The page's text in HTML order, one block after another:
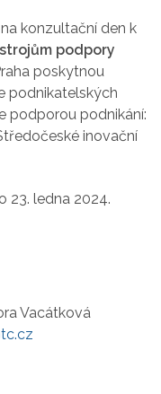
konzultační den k
podpory
poskytnou
podnikatelských
podporou podnikání:
inovační
23. ledna 2024.
Vacátková